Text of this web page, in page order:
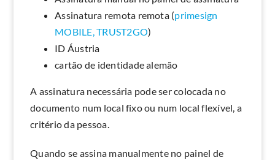
Assinatura remota remota (primesign
MOBILE,TRUST2GO)
ID Áustria
cartão de identidade alemão
A assinatura necessária pode ser colocada no
documento num local fixo ou num local flexível, a
critério da pessoa.
Quando se assina manualmente no painel de